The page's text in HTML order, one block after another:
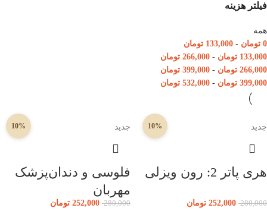
فیلتر هزینه
همه
0 تومان -
133,000 تومان
133,000 تومان -
266,000 تومان
266,000 تومان -
399,000 تومان
399,000 تومان -
532,000 تومان
جدید 10%
هری پاتر 2: رون ویزلی
280,000
252,000 تومان
جدید 10%
فلوسی و دندان‌پزشک
مهربان
280,000
252,000 تومان